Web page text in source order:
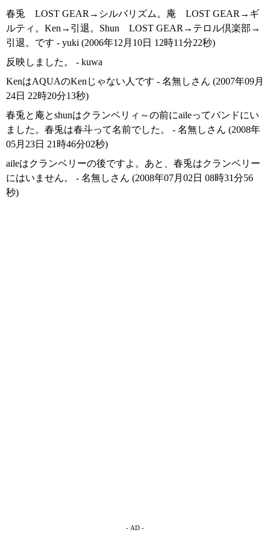
春兎 LOST GEAR→シルバリズム。庵 LOST GEAR→ギ
ルティ。Ken→引退。Shun LOST GEAR→テロル倶楽部→
引退。です - yuki (2006年12月10日 12時11分22秒)
反映しました。 - kuwa
KenはAQUAのKenじゃない人です - 名無しさん (2007年09月
24日 22時20分13秒)
春兎と庵とshunはクランベリィ～の前にaileってバンドにい
ました。春兎は春斗って名前でした。 - 名無しさん (2008年
05月23日 21時46分02秒)
aileはクランベリーの後ですよ。あと、春兎はクランベリー
にはいません。 - 名無しさん (2008年07月02日 08時31分56
秒)
- AD -